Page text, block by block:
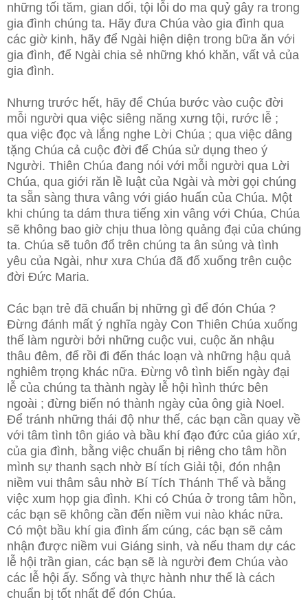
những tối tăm, gian dối, tội lỗi do ma quỷ gây ra trong
gia đình chúng ta. Hãy đưa Chúa vào gia đình qua
các giờ kinh, hãy để Ngài hiện diện trong bữa ăn với
gia đình, để Ngài chia sẻ những khó khăn, vất vả của
gia đình.
Nhưng trước hết, hãy để Chúa bước vào cuộc đời
mỗi người qua việc siêng năng xưng tội, rước lễ ;
qua việc đọc và lắng nghe Lời Chúa ; qua việc dâng
tặng Chúa cả cuộc đời để Chúa sử dụng theo ý
Người. Thiên Chúa đang nói với mỗi người qua Lời
Chúa, qua giới răn lề luật của Ngài và mời gọi chúng
ta sẵn sàng thưa vâng với giáo huấn của Chúa. Một
khi chúng ta dám thưa tiếng xin vâng với Chúa, Chúa
sẽ không bao giờ chịu thua lòng quảng đại của chúng
ta. Chúa sẽ tuôn đổ trên chúng ta ân sủng và tình
yêu của Ngài, như xưa Chúa đã đổ xuống trên cuộc
đời Đức Maria.
Các bạn trẻ đã chuẩn bị những gì để đón Chúa ?
Đừng đánh mất ý nghĩa ngày Con Thiên Chúa xuống
thế làm người bởi những cuộc vui, cuộc ăn nhậu
thâu đêm, để rồi đi đến thác loạn và những hậu quả
nghiêm trọng khác nữa. Đừng vô tình biến ngày đại
lễ của chúng ta thành ngày lễ hội hình thức bên
ngoài ; đừng biến nó thành ngày của ông già Noel.
Để tránh những thái độ như thế, các bạn cần quay về
với tâm tình tôn giáo và bầu khí đạo đức của giáo xứ,
của gia đình, bằng việc chuẩn bị riêng cho tâm hồn
mình sự thanh sạch nhờ Bí tích Giải tội, đón nhận
niềm vui thâm sâu nhờ Bí Tích Thánh Thể và bằng
việc xum họp gia đình. Khi có Chúa ở trong tâm hồn,
các bạn sẽ không cần đến niềm vui nào khác nữa.
Có một bầu khí gia đình ấm cúng, các bạn sẽ cảm
nhận được niềm vui Giáng sinh, và nếu tham dự các
lễ hội trần gian, các bạn sẽ là người đem Chúa vào
các lễ hội ấy. Sống và thực hành như thế là cách
chuẩn bị tốt nhất để đón Chúa.